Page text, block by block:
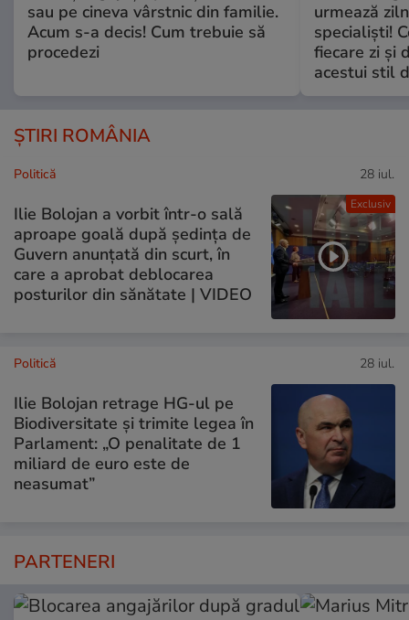
sau pe cineva vârstnic din familie.
Acum s-a decis! Cum trebuie să
procedezi
urmează
specialiști!
fiecare zi și
acestui stil
ȘTIRI ROMÂNIA
Exclusiv
Politică 28 iul.
Ilie Bolojan a vorbit într-o sală
aproape goală după ședința de
Guvern anunțată din scurt, în
care a aprobat deblocarea
posturilor din sănătate | VIDEO
Politică 28 iul.
Ilie Bolojan retrage HG-ul pe
Biodiversitate și trimite legea în
Parlament: „O penalitate de 1
miliard de euro este de
neasumat”
PARTENERI